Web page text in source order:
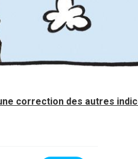
correction des autres